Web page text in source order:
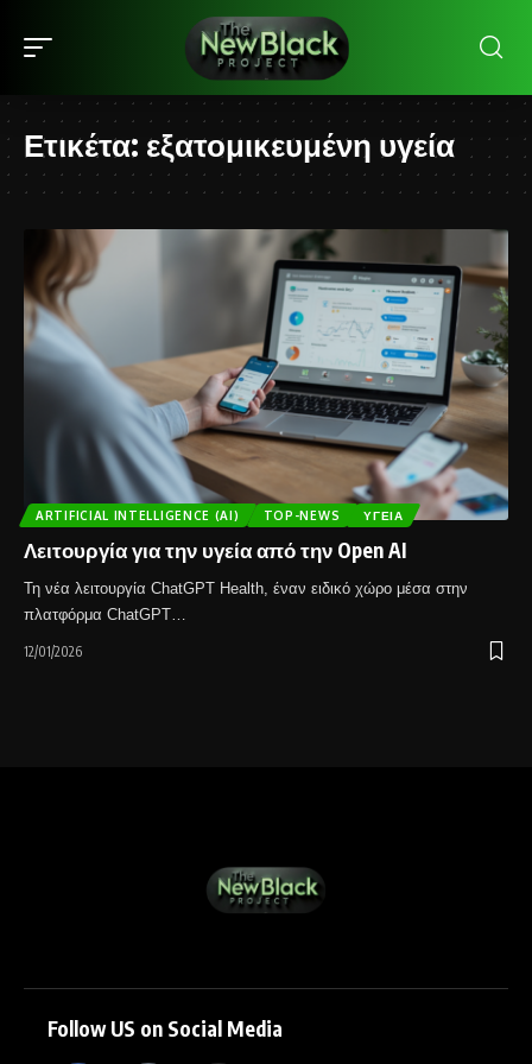
Ετικέτα: εξατομικευμένη υγεία
ARTIFICIAL INTELLIGENCE (AI) TOP-NEWS ΥΓΕΊΑ
Λειτουργία για την υγεία από την Open AI
Τη νέα λειτουργία ChatGPT Health, έναν ειδικό χώρο μέσα στην
πλατφόρμα ChatGPT…
12/01/2026
Follow US on Social Media